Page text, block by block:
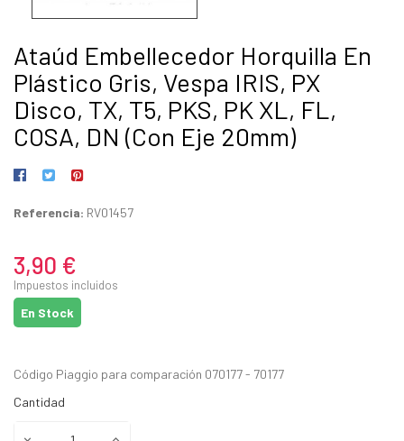
Ataúd Embellecedor Horquilla En
Plástico Gris, Vespa IRIS, PX
Disco, TX, T5, PKS, PK XL, FL,
COSA, DN (con Eje 20mm)
Referencia: RV01457
3,90 €
Impuestos incluidos
En Stock
Código Piaggio para comparación 070177 - 70177
Cantidad